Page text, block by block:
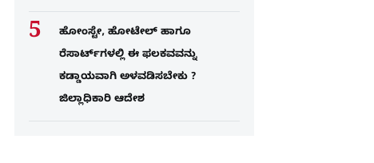
ಹೋಂಸ್ಟೇ, ಹೋಟೇಲ್ ಹಾಗೂ
ರೆಸಾರ್ಟ್‌ಗಳಲ್ಲಿ ಈ ಫಲಕವವನ್ನು
ಕಡ್ಡಾಯವಾಗಿ ಅಳವಡಿಸಬೇಕು ?
ಜಿಲ್ಲಾಧಿಕಾರಿ ಆದೇಶ